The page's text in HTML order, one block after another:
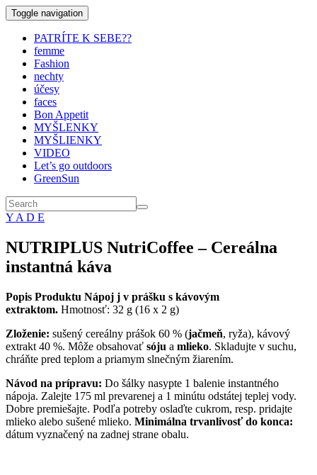
Toggle navigation
PATRÍTE K SEBE??
femme
Fashion
nechty
účesy
faces
Bon Appetit
MYŠLENKY
MYŠLIENKY
VIDEO
Let’s go outdoors
GreenSun
Y A D E
NUTRIPLUS NutriCoffee – Cereálna
instantná káva
Popis Produktu Nápoj j v prášku s kávovým
extraktom. Hmotnosť: 32 g (16 x 2 g)
Zloženie: sušený cereálny prášok 60 % (jačmeň, ryža), kávový
extrakt 40 %. Môže obsahovať sóju a mlieko. Skladujte v suchu,
chráňte pred teplom a priamym slnečným žiarením.
Návod na prípravu: Do šálky nasypte 1 balenie instantného
nápoja. Zalejte 175 ml prevarenej a 1 minútu odstátej teplej vody.
Dobre premiešajte. Podľa potreby oslaďte cukrom, resp. pridajte
mlieko alebo sušené mlieko. Minimálna trvanlivosť do konca:
dátum vyznačený na zadnej strane obalu.